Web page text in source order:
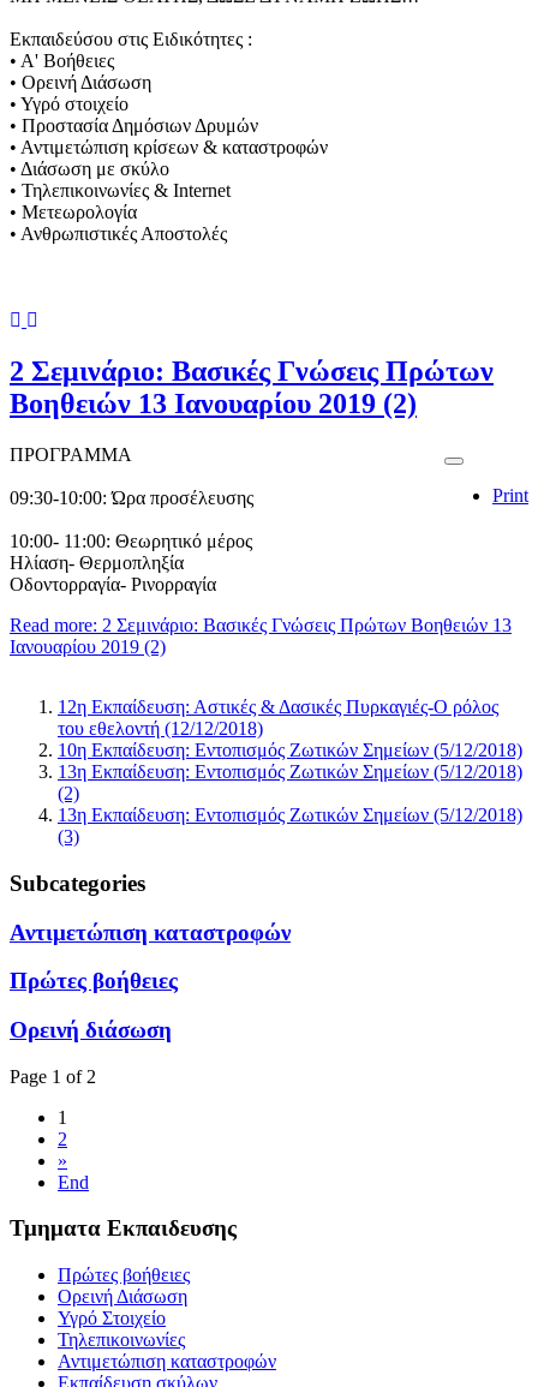
Εκπαιδεύσου στις Ειδικότητες :
• Α' Βοήθειες
• Ορεινή Διάσωση
• Υγρό στοιχείο
• Προστασία Δημόσιων Δρυμών
• Αντιμετώπιση κρίσεων & καταστροφών
• Διάσωση με σκύλο
• Τηλεπικοινωνίες & Internet
• Μετεωρολογία
• Ανθρωπιστικές Αποστολές
Previous
2 Σεμινάριο: Βασικές Γνώσεις Πρώτων
Βοηθειών 13 Ιανουαρίου 2019 (2)
Print
ΠΡΟΓΡΑΜΜΑ
09:30-10:00: Ώρα προσέλευσης
10:00- 11:00: Θεωρητικό μέρος
Ηλίαση- Θερμοπληξία
Οδοντορραγία- Ρινορραγία
Read more: 2 Σεμινάριο: Βασικές Γνώσεις Πρώτων Βοηθειών 13
Ιανουαρίου 2019 (2)
12η Εκπαίδευση: Αστικές & Δασικές Πυρκαγιές-Ο ρόλος
του εθελοντή (12/12/2018)
10η Εκπαίδευση: Εντοπισμός Ζωτικών Σημείων (5/12/2018)
13η Εκπαίδευση: Εντοπισμός Ζωτικών Σημείων (5/12/2018)
(2)
13η Εκπαίδευση: Εντοπισμός Ζωτικών Σημείων (5/12/2018)
(3)
Subcategories
Αντιμετώπιση καταστροφών
Πρώτες βοήθειες
Ορεινή διάσωση
Page 1 of 2
1
2
»
End
Τμηματα Εκπαιδευσης
Πρώτες βοήθειες
Ορεινή Διάσωση
Υγρό Στοιχείο
Τηλεπικοινωνίες
Αντιμετώπιση καταστροφών
Εκπαίδευση σκύλων